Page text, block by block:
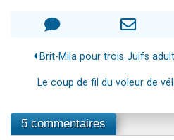
Brit-Mila pour trois Juifs
Le coup de fil du voleur de
5 commentaires